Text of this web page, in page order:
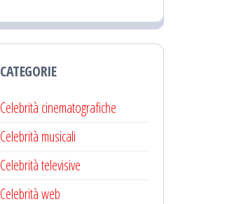
CATEGORIE
Celebrità cinematografiche
Celebrità musicali
Celebrità televisive
Celebrità web